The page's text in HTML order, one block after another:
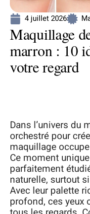
4 juillet 2026
Maquillage
marron : 10
votre regard
Dans l’univers du
orchestré pour
maquillage
Ce moment
parfaitement
naturelle, surtout
Avec leur palette
profond, ces yeux